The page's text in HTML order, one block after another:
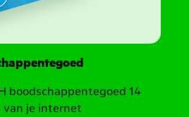
boodschappentegoed 14
van je internet